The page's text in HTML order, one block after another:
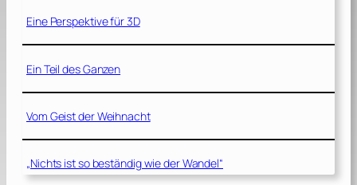
Eine Perspektive für 3D
Ein Teil des Ganzen
Vom Geist der Weihnacht
„Nichts ist so beständig wie der Wandel“